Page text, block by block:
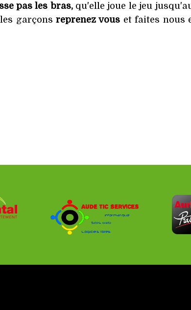
pas les bras,qu'elle joue le jeu
garçons reprenez vous et faites nous